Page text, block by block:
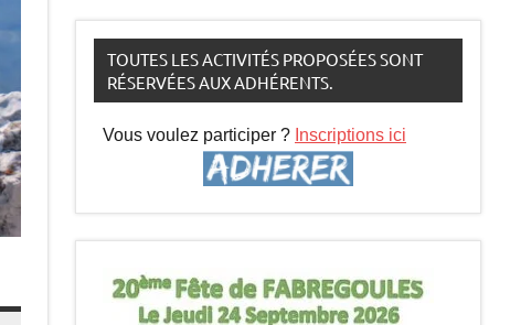
TOUTES LES ACTIVITÉS PROPOSÉES SONT
RÉSERVÉES AUX ADHÉRENTS.
Vous voulez participer ? Inscriptions ici